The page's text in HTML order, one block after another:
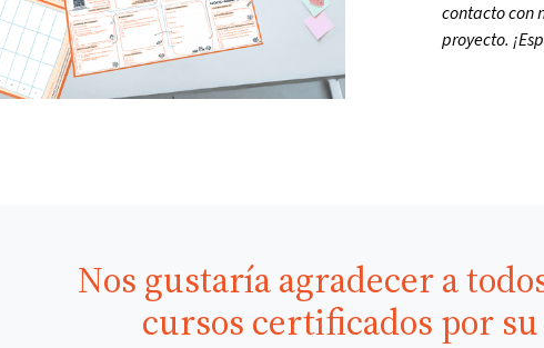
contacto con
proyecto.
Nos gustaría agradecer a
cursos certificados por